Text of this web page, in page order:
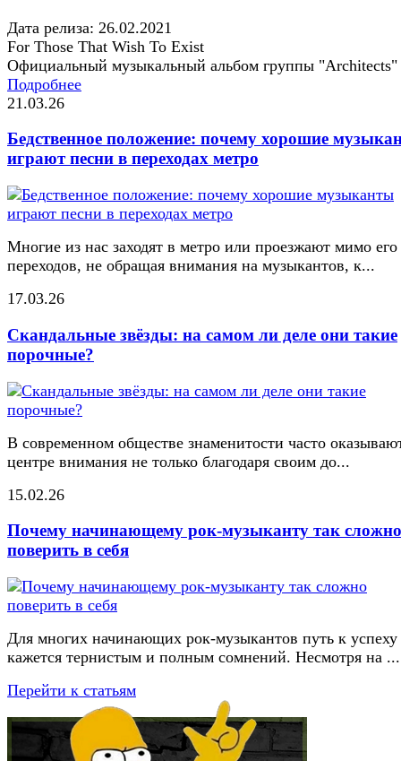
Дата релиза: 26.02.2021
For Those That Wish To Exist
Официальный музыкальный альбом группы "Architects"
Подробнее
21.03.26
Бедственное положение: почему хорошие
играют песни в переходах метро
Многие из нас заходят в метро или проезжают мимо его
переходов, не обращая внимания на музыкантов, к...
17.03.26
Скандальные звёзды: на самом ли деле они такие
порочные?
В современном обществе знаменитости часто
центре внимания не только благодаря своим до...
15.02.26
Почему начинающему рок-музыканту так сложно
поверить в себя
Для многих начинающих рок-музыкантов путь к успеху
кажется тернистым и полным сомнений. Несмотря на ...
Перейти к статьям